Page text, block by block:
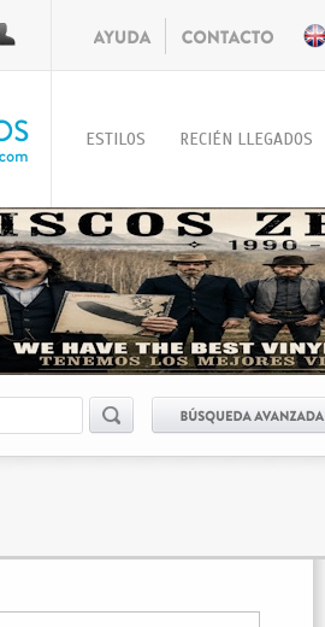
ESTILOS RECIÉN LLEGADOS